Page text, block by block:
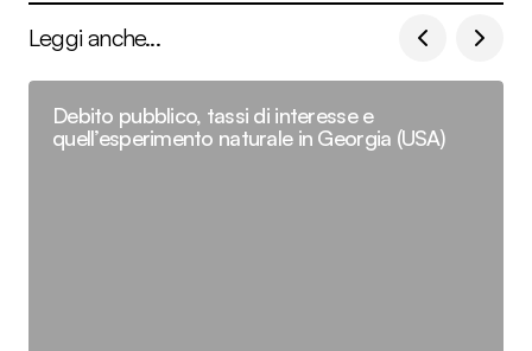
Leggi anche...
Debito pubblico, tassi di interesse e
quell’esperimento naturale in Georgia (USA)